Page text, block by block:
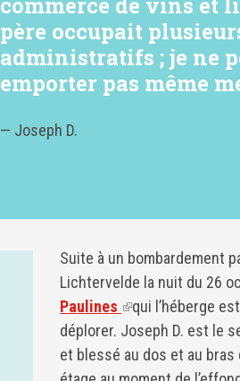
père occupait
administratifs ; je ne
emporter pas même
— Joseph D.
Suite à un bombardement
Lichtervelde la nuit du 26
Paulines (link is external)
qui l’héberge
déplorer. Joseph D. est le
et blessé au dos et au